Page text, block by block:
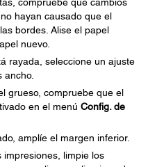
hayan causado que el
bordes. Alise el papel
nuevo.
rayada, seleccione un ajuste
ancho.
grueso, compruebe que el
en el menú Config. de
amplíe el margen inferior.
impresiones, limpie los